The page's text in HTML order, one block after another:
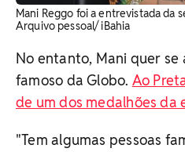
Mani Reggo foi a entrevistada da
Arquivo pessoal/ iBahia
No entanto, Mani quer se
famoso da Globo. Ao
de um dos medalhões da
"Tem algumas pessoas